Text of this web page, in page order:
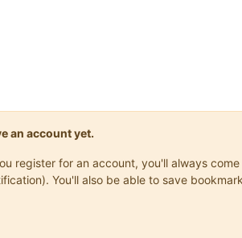
an account yet.
register for an account, you'll always
You'll also be able to save